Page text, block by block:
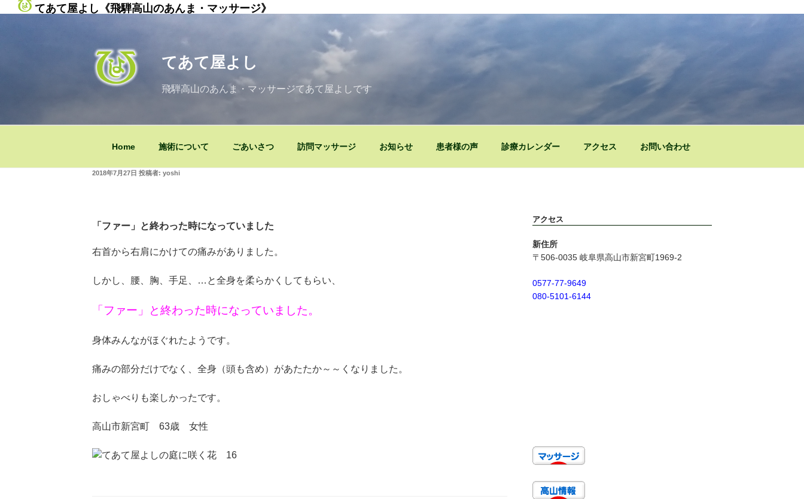
てあて屋よし《飛騨高山のあんま・マッサージ》
てあて屋よし
飛騨高山のあんま・マッサージてあて屋よしです
Home 施術について ごあいさつ 訪問マッサージ お知らせ 患者様の声 診療カレンダー アクセス お問い合わせ
投
2018年7月27日 投稿者: yoshi
「ファー」と終わった時になっていました
右首から右肩にかけての痛みがありました。
しかし、腰、胸、手足、…と全身を柔らかくしてもらい、
「ファー」と終わった時になっていました。
身体みんながほぐれたようです。
痛みの部分だけでなく、全身（頭も含め）があたたか～～くなりました。
おしゃべりも楽しかったです。
高山市新宮町 63歳 女性
アクセス
新住所
〒506-0035 岐阜県高山市新宮町1969-2
0577-77-9649
080-5101-6144